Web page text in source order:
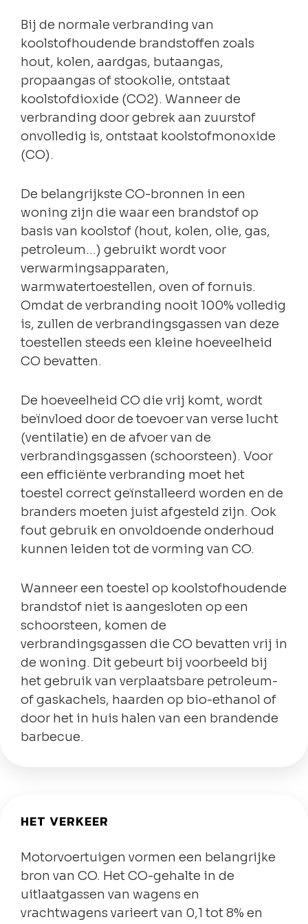
Bij de normale verbranding van
koolstofhoudende brandstoffen zoals
hout, kolen, aardgas, butaangas,
propaangas of stookolie, ontstaat
koolstofdioxide (CO2). Wanneer de
verbranding door gebrek aan zuurstof
onvolledig is, ontstaat koolstofmonoxide
(CO).
De belangrijkste CO-bronnen in een
woning zijn die waar een brandstof op
basis van koolstof (hout, kolen, olie, gas,
petroleum…) gebruikt wordt voor
verwarmingsapparaten,
warmwatertoestellen, oven of fornuis.
Omdat de verbranding nooit 100% volledig
is, zullen de verbrandingsgassen van deze
toestellen steeds een kleine hoeveelheid
CO bevatten.
De hoeveelheid CO die vrij komt, wordt
beïnvloed door de toevoer van verse lucht
(ventilatie) en de afvoer van de
verbrandingsgassen (schoorsteen). Voor
een efficiënte verbranding moet het
toestel correct geïnstalleerd worden en de
branders moeten juist afgesteld zijn. Ook
fout gebruik en onvoldoende onderhoud
kunnen leiden tot de vorming van CO.
Wanneer een toestel op koolstofhoudende
brandstof niet is aangesloten op een
schoorsteen, komen de
verbrandingsgassen die CO bevatten vrij in
de woning. Dit gebeurt bij voorbeeld bij
het gebruik van verplaatsbare petroleum-
of gaskachels, haarden op bio-ethanol of
door het in huis halen van een brandende
barbecue.
HET VERKEER
Motorvoertuigen vormen een belangrijke
bron van CO. Het CO-gehalte in de
uitlaatgassen van wagens en
vrachtwagens varieert van 0,1 tot 8% en